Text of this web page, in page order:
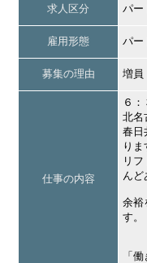
求人区分 パー
雇用形態 パー
募集の理由 増員
仕事の内容
６
北名
春日
りま
リ
んど
余裕
す。
「